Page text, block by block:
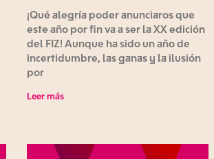
¡Qué alegría poder anunciaros que
este año por fin va a ser la XX edición
del FIZ! Aunque ha sido un año de
incertidumbre, las ganas y la ilusión
por
Leer más